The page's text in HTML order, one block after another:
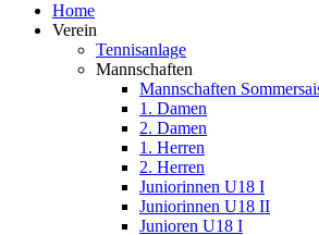
Home
Verein
Tennisanlage
Mannschaften
Mannschaften
1. Damen
2. Damen
1. Herren
2. Herren
Juniorinnen U18 I
Juniorinnen U18 II
Junioren U18 I